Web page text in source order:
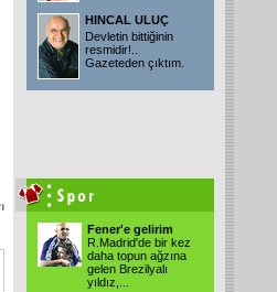
HINCAL ULUÇ
Devletin bittiğinin
resmidir!..
Gazeteden çıktım.
Fener'e gelirim
R.Madrid'de bir kez
daha topun ağzına
gelen Brezilyalı
yıldız,...